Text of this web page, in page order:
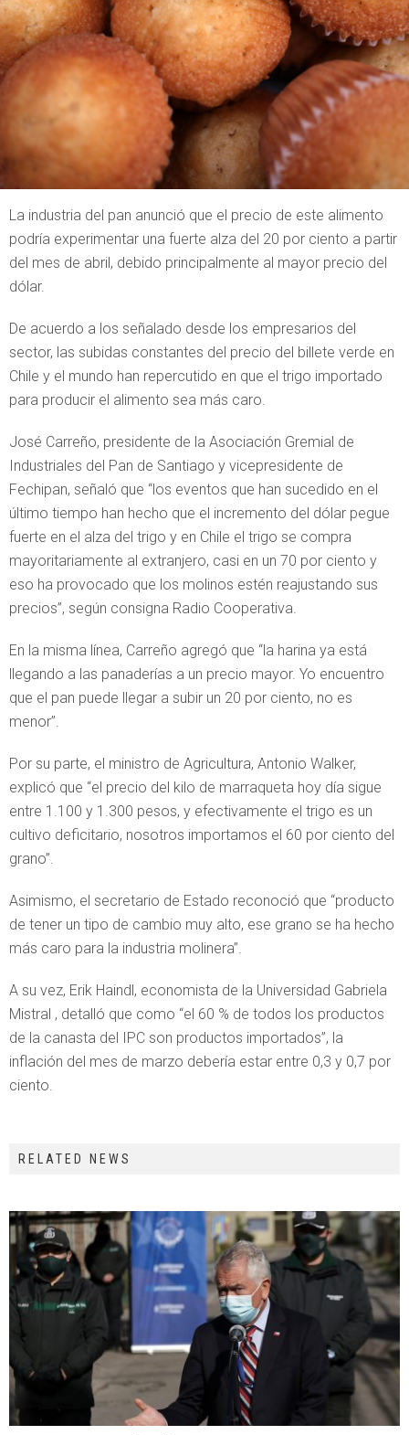
La industria del pan anunció que el precio de este alimento
podría experimentar una fuerte alza del 20 por ciento a partir
del mes de abril, debido principalmente al mayor precio del
dólar.
De acuerdo a los señalado desde los empresarios del
sector, las subidas constantes del precio del billete verde en
Chile y el mundo han repercutido en que el trigo importado
para producir el alimento sea más caro.
José Carreño, presidente de la Asociación Gremial de
Industriales del Pan de Santiago y vicepresidente de
Fechipan, señaló que “los eventos que han sucedido en el
último tiempo han hecho que el incremento del dólar pegue
fuerte en el alza del trigo y en Chile el trigo se compra
mayoritariamente al extranjero, casi en un 70 por ciento y
eso ha provocado que los molinos estén reajustando sus
precios”, según consigna Radio Cooperativa.
En la misma línea, Carreño agregó que “la harina ya está
llegando a las panaderías a un precio mayor. Yo encuentro
que el pan puede llegar a subir un 20 por ciento, no es
menor”.
Por su parte, el ministro de Agricultura, Antonio Walker,
explicó que “el precio del kilo de marraqueta hoy día sigue
entre 1.100 y 1.300 pesos, y efectivamente el trigo es un
cultivo deficitario, nosotros importamos el 60 por ciento del
grano”.
Asimismo, el secretario de Estado reconoció que “producto
de tener un tipo de cambio muy alto, ese grano se ha hecho
más caro para la industria molinera”.
A su vez, Erik Haindl, economista de la Universidad Gabriela
Mistral , detalló que como “el 60 % de todos los productos
de la canasta del IPC son productos importados”, la
inflación del mes de marzo debería estar entre 0,3 y 0,7 por
ciento.
RELATED NEWS